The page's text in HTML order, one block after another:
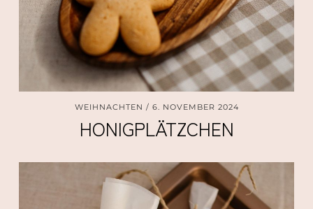
WEIHNACHTEN 6. NOVEMBER 2024
HONIGPLÄTZCHEN